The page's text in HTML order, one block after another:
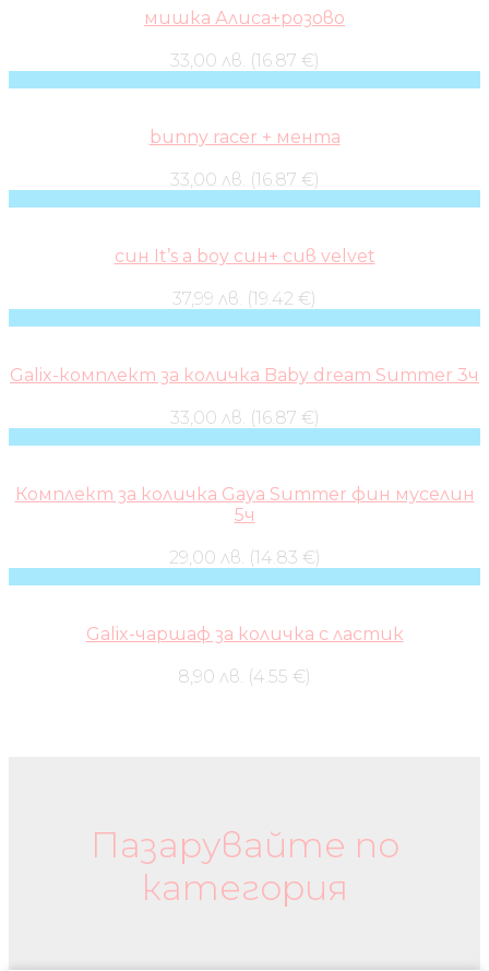
мишка Алиса+розово
33,00 лв. (16.87 €)
bunny racer + мента
33,00 лв. (16.87 €)
син It’s a boy син+ сив velvet
37,99 лв. (19.42 €)
Galix-комплект за количка Baby dream Summer 3ч
33,00 лв. (16.87 €)
Комплект за количка Gaya Summer фин муселин
5ч
29,00 лв. (14.83 €)
Galix-чаршаф за количка с ластик
8,90 лв. (4.55 €)
Пазарувайте по
категория